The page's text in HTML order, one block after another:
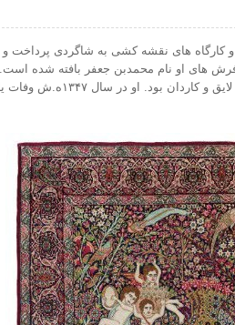
کارگاه های نقشه کشی به شاگردی پرداخت و
های او نام محمدبن جعفر بافته شده
فرش ایران شهرت یافته بود و فردی